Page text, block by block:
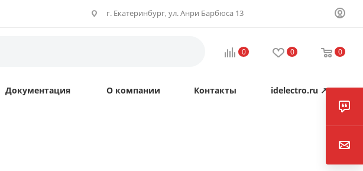
г. Екатеринбург, ул. Анри Барбюса 13
0 0 0
Документация О компании Контакты idelectro.ru ↗